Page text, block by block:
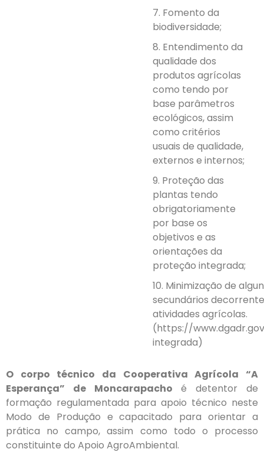
7. Fomento da
biodiversidade;
8. Entendimento da
qualidade dos
produtos agrícolas
como tendo por
base parâmetros
ecológicos, assim
como critérios
usuais de qualidade,
externos e internos;
9. Proteção das
plantas tendo
obrigatoriamente
por base os
objetivos e as
orientações da
proteção integrada;
10. Minimização de
secundários
atividades agrícolas.
(https://
integrada)
O corpo técnico da Cooperativa Agrícola “A
Esperança” de Moncarapacho é detentor de
formação regulamentada para apoio técnico neste
Modo de Produção e capacitado para orientar a
prática no campo, assim como todo o processo
constituinte do Apoio AgroAmbiental.